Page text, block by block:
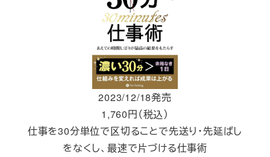
2023/12/18発売
1,760円（税込）
仕事を30分単位で区切ることで先送り・先延ばし
をなくし、最速で片づける仕事術